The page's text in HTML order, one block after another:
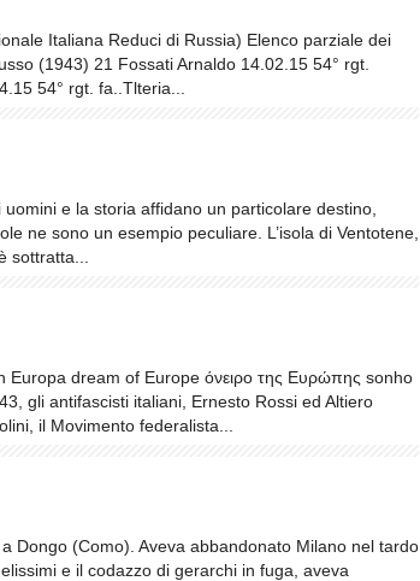
Italiana Reduci di Russia) Elenco parziale dei
(1943) 21 Fossati Arnaldo 14.02.15 54° rgt.
54° rgt. fa..Tlteria...
e la storia affidano un particolare destino,
ne sono un esempio peculiare. L’isola di Ventotene,
Europa dream of Europe όνειρο της Ευρώπης sonho
gli antifascisti italiani, Ernesto Rossi ed Altiero
il Movimento federalista...
Dongo (Como). Aveva abbandonato Milano nel tardo
e il codazzo di gerarchi in fuga, aveva